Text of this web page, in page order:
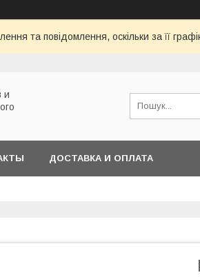
та повідомлення, оскільки за її
и
ДОСТАВКА И ОПЛАТА